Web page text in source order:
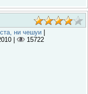
ни чешуи
15722